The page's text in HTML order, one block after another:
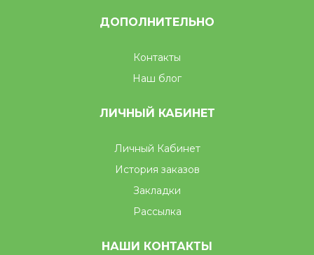
ДОПОЛНИТЕЛЬНО
Контакты
Наш блог
ЛИЧНЫЙ КАБИНЕТ
Личный Кабинет
История заказов
Закладки
Рассылка
НАШИ КОНТАКТЫ